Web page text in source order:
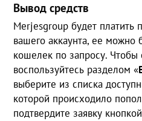
Вывод средств
Merjesgroup будет платить
вашего аккаунта, ее можно
кошелек по запросу. Чтобы
воспользуйтесь разделом «
выберите из списка
которой происходило
подтвердите заявку